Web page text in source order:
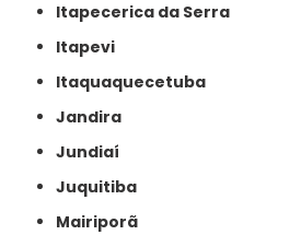
Itapecerica da Serra
Itapevi
Itaquaquecetuba
Jandira
Jundiaí
Juquitiba
Mairiporã